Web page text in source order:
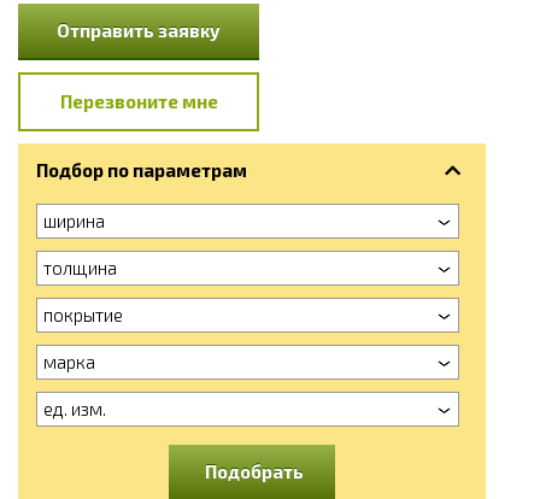
Отправить заявку
Перезвоните мне
Подбор по параметрам
ширина
толщина
покрытие
марка
ед. изм.
Подобрать